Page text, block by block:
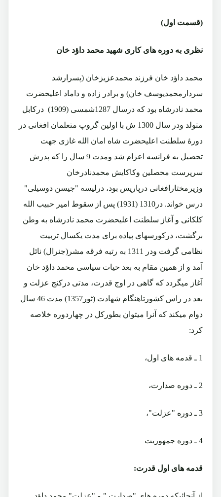
(قسمت اول)
نظری به دوره های کاری شهید محمد داؤد خان
محمد داؤد خان فرزند محمدعزیزخان (پسرارشد
سردارمحمدیوسف خان) و برادر زاده و داماد اعلیحضرت
محمد نادرشاه بود که درسال 1287شمسی (1909) درکابل
متولد ودر سال 1300 ش با اولین گروپ متعلمان افغانی در
دورۀ سلطنت اعلیحضرت شاه امان الله غازی جهت
تحصیل به فرانسه اعزام شد ومدت 9 سال را که پدرش
سرپرست محصلین وکاکایش محمدنادرخان
وزیرمختارافغانی درپاریس بود، درلیسه "جیسن دوسیلی"
درس خواند. در1310 (1931) پس از سقوط امیر حبیب الله
کلکانی و آغاز سلطنت اعلیحضرت محمد نادرشاه به وطن
برگشت، درکورسهای پیاده برای مدت یکسال تربیت
نظامی گرفت ودر 1311 به رتبه فرقه مشر(جنرال) نائل
آمد و از همین مقام به بعد حیات سیاسی محمد داؤد خان
آغاز میگردد که گاهی در اوج قدرت، مدتی درکنج عزلت و
بعد در راس کشورتاهنگام شهادت (ثور1357) مدت 46 سال
دوام میکند که آنرا میتوان بطورکل در چهاردوره خلاصه
کرد:
1 ـ قدمه های اول،
2 ـ دوره صدارت،
3 ـ دوره "عزلت"،
4 ـ دوره جمهوریت
قدمه های اول قدرت: